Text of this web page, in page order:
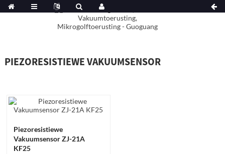
PIEZORESISTIEWE VAKUUMSENSOR
Piezoresistiewe
Vakuumsensor ZJ-21A
KF25